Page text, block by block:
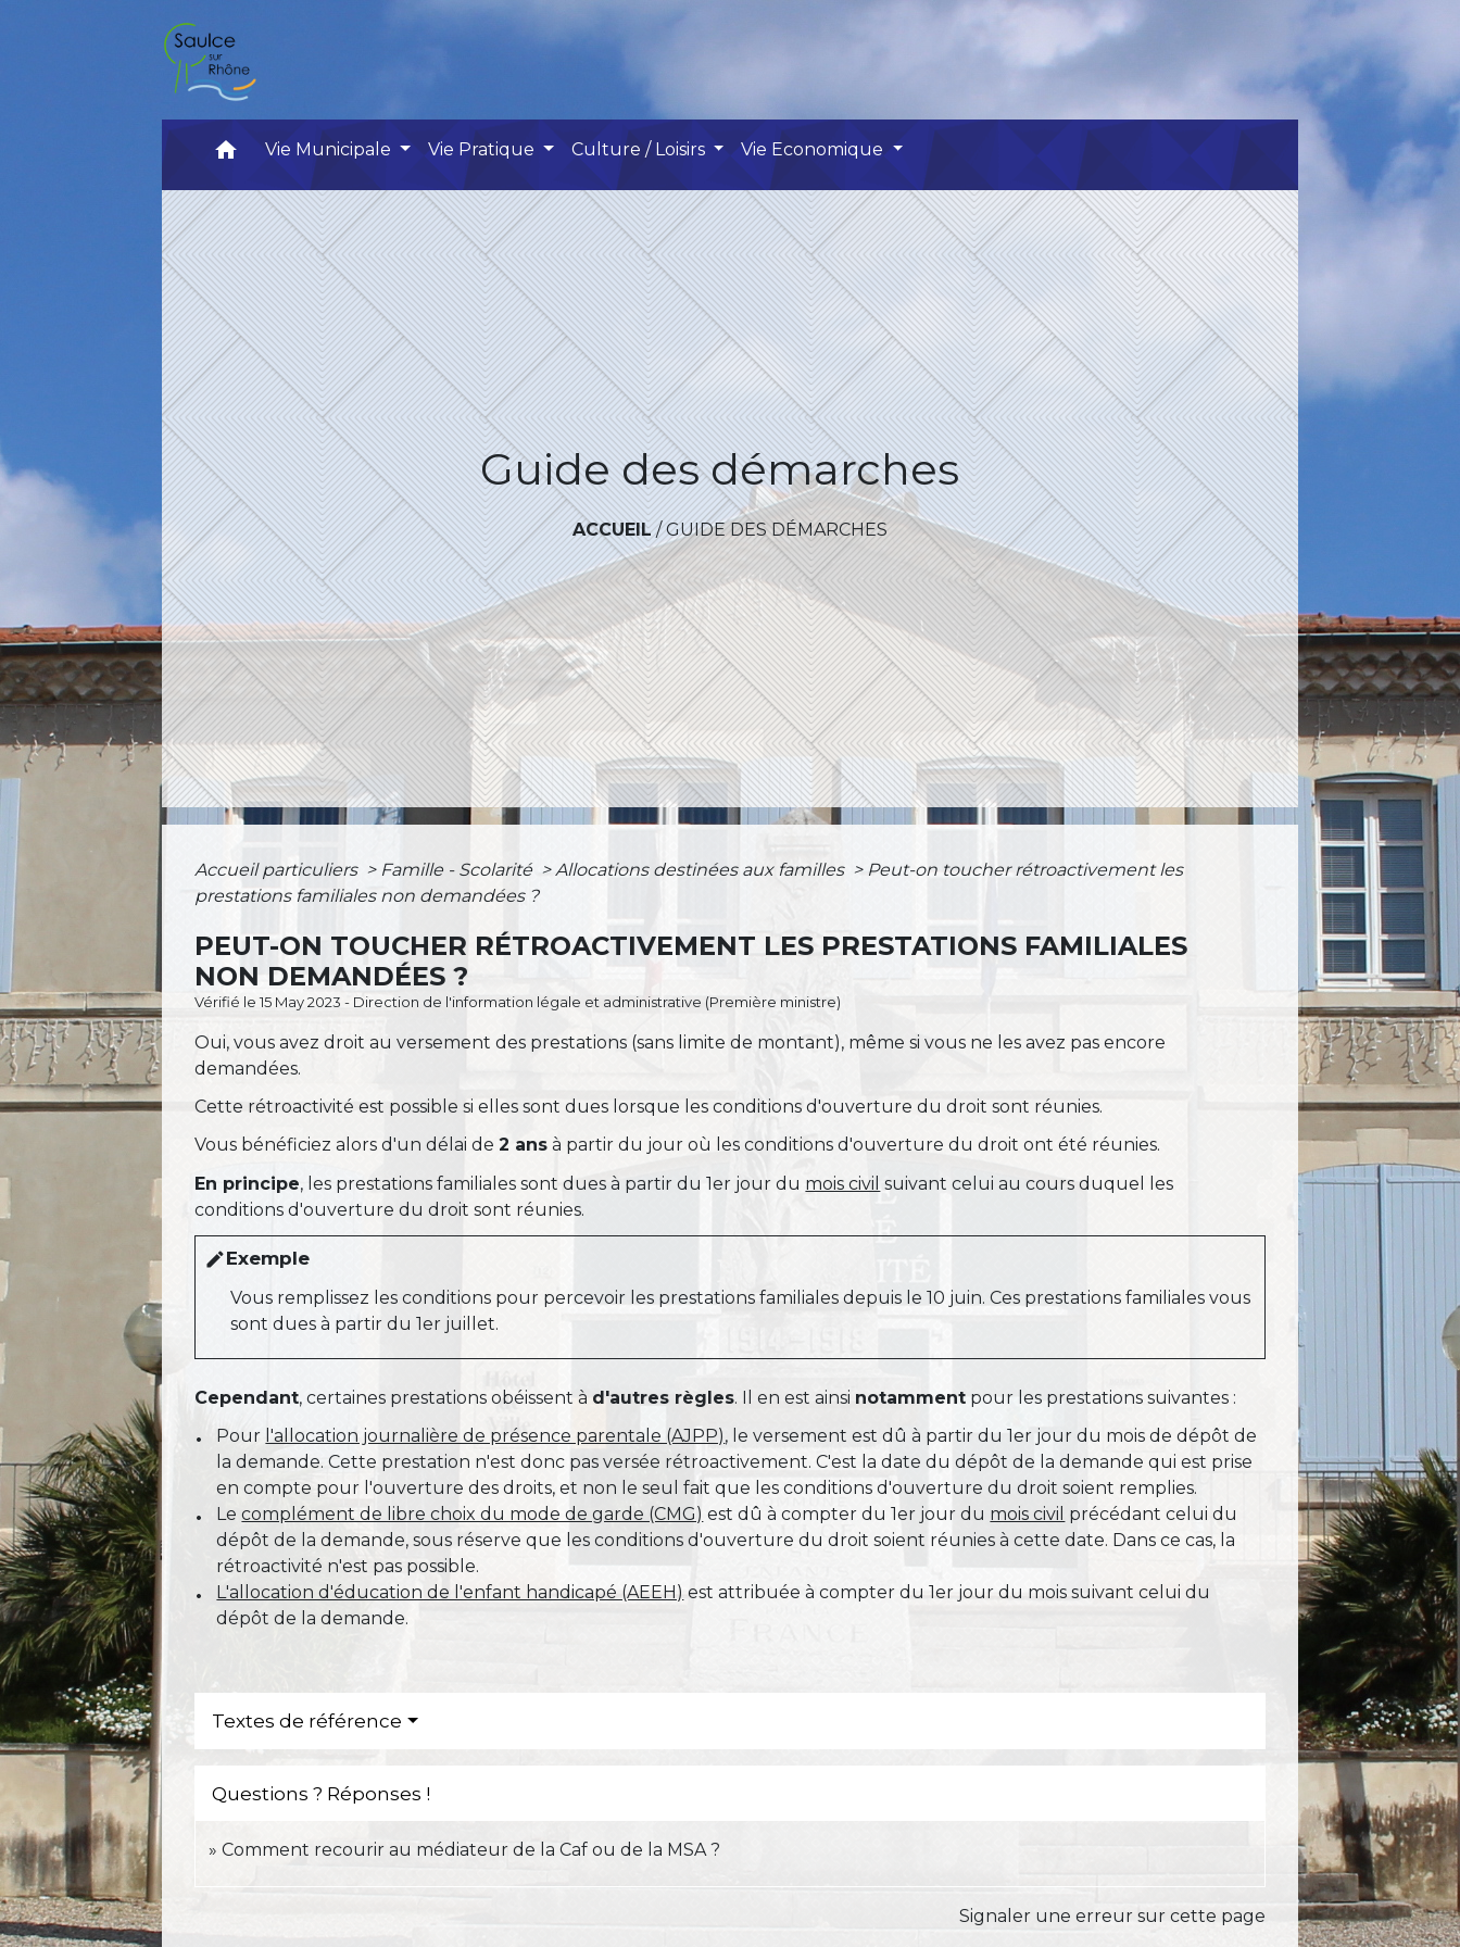
home Vie Municipale Vie Pratique Culture / Loisirs Vie Economique
Guide des démarches
ACCUEIL/GUIDE DES DÉMARCHES
Accueil particuliers > Famille - Scolarité > Allocations destinées aux familles > Peut-on toucher rétroactivement les
prestations familiales non demandées ?
PEUT-ON TOUCHER RÉTROACTIVEMENT LES PRESTATIONS FAMILIALES
NON DEMANDÉES ?
Vérifié le 15 May 2023 - Direction de l'information légale et administrative (Première ministre)
Oui, vous avez droit au versement des prestations (sans limite de montant), même si vous ne les avez pas encore
demandées.
Cette rétroactivité est possible si elles sont dues lorsque les conditions d'ouverture du droit sont réunies.
Vous bénéficiez alors d'un délai de2 ans à partir du jour où les conditions d'ouverture du droit ont été réunies.
En principe, les prestations familiales sont dues à partir du 1er jour du mois civil suivant celui au cours duquel les
conditions d'ouverture du droit sont réunies.
editExemple
Vous remplissez les conditions pour percevoir les prestations familiales depuis le 10 juin. Ces prestations familiales vous
sont dues à partir du 1er juillet.
Cependant, certaines prestations obéissent à d'autres règles. Il en est ainsi notamment pour les prestations suivantes :
Pour l'allocation journalière de présence parentale (AJPP), le versement est dû à partir du 1er jour du mois de dépôt de
la demande. Cette prestation n'est donc pas versée rétroactivement. C'est la date du dépôt de la demande qui est prise
en compte pour l'ouverture des droits, et non le seul fait que les conditions d'ouverture du droit soient remplies.
Lecomplément de libre choix du mode de garde (CMG) est dû à compter du 1er jour du mois civil précédant celui du
dépôt de la demande, sous réserve que les conditions d'ouverture du droit soient réunies à cette date. Dans ce cas, la
rétroactivité n'est pas possible.
L'allocation d'éducation de l'enfant handicapé (AEEH) est attribuée à compter du 1er jour du mois suivant celui du
dépôt de la demande.
Textes de référence
Questions ? Réponses !
Comment recourir au médiateur de la Caf ou de la MSA ?
Signaler une erreur sur cette page